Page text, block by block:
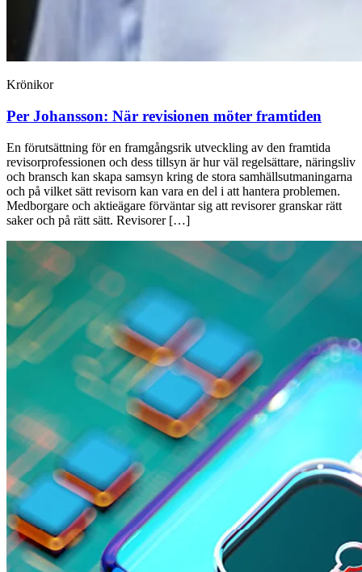
Krönikor
Per Johansson: När revisionen möter framtiden
En förutsättning för en framgångsrik utveckling av den framtida
revisorprofessionen och dess tillsyn är hur väl regelsättare, näringsliv
och bransch kan skapa samsyn kring de stora samhällsutmaningarna
och på vilket sätt revisorn kan vara en del i att hantera problemen.
Medborgare och aktieägare förväntar sig att revisorer granskar rätt
saker och på rätt sätt. Revisorer […]